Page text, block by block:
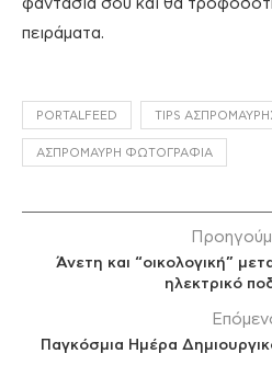
φαντασία σου και θα
πειράματα.
PORTALFEED TIPS
ΑΣΠΡΌΜΑΥΡΗ ΦΩΤΟΓΡΑΦΊΑ
Άνετη και “οικολογική”
ηλεκτρικό
Παγκόσμια Ημέρα